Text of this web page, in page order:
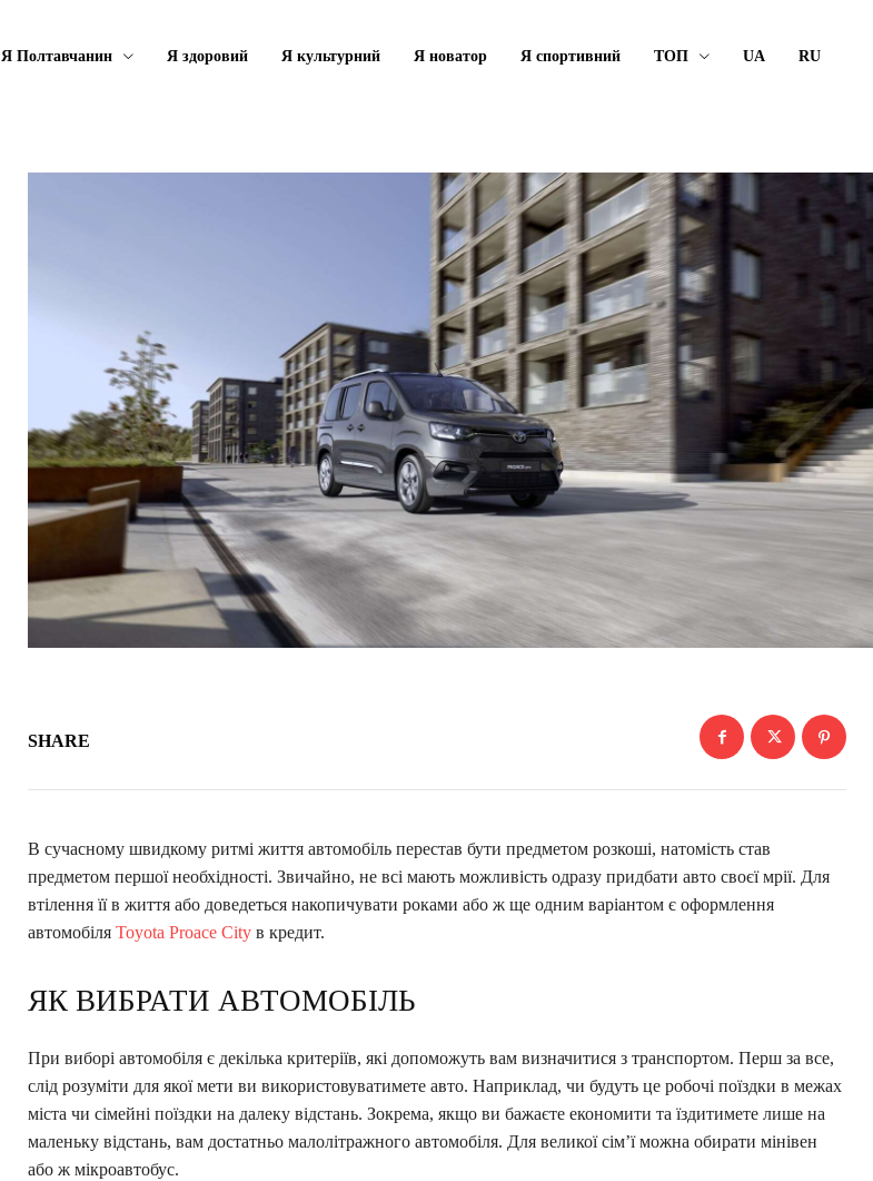
Я Полтавчанин Я здоровий Я культурний Я новатор Я спортивний ТОП UA RU
SHARE
В сучасному швидкому ритмі життя автомобіль перестав бути предметом розкоші, натомість став
предметом першої необхідності. Звичайно, не всі мають можливість одразу придбати авто своєї мрії. Для
втілення її в життя або доведеться накопичувати роками або ж ще одним варіантом є оформлення
автомобіля Toyota Proace City в кредит.
ЯК ВИБРАТИ АВТОМОБІЛЬ
При виборі автомобіля є декілька критеріїв, які допоможуть вам визначитися з транспортом. Перш за все,
слід розуміти для якої мети ви використовуватимете авто. Наприклад, чи будуть це робочі поїздки в межах
міста чи сімейні поїздки на далеку відстань. Зокрема, якщо ви бажаєте економити та їздитимете лише на
маленьку відстань, вам достатньо малолітражного автомобіля. Для великої сім’ї можна обирати мінівен
або ж мікроавтобус.